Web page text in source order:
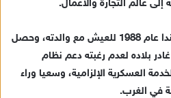
عالم التجارة والأعمال.
غادر جنوب أفريقيا متجها إلى كندا عام 1988 للعيش مع والدته، وحصل
بلاده لعدم رغبته دعم نظام
العسكرية الإلزامية، وسعيا وراء
في الغرب.